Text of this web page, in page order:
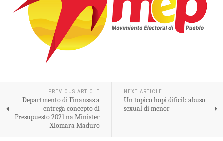
PREVIOUS ARTICLE
Departmento di Finansas a
entrega concepto di
Presupuesto 2021 na Minister
Xiomara Maduro
NEXT ARTICLE
Un topico hopi dificil: abuso
sexual di menor